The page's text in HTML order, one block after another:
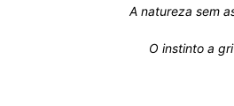
A natureza sem
O instinto a